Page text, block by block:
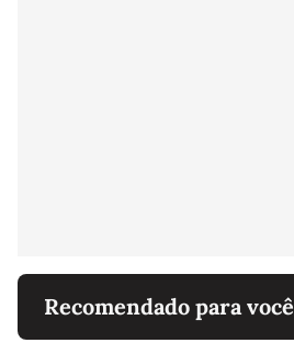
Recomendado para você